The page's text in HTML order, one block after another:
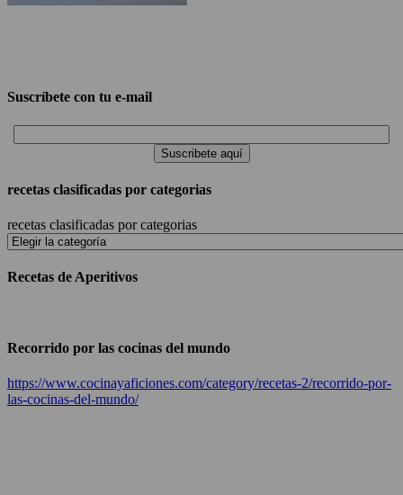
Suscríbete con tu e-mail
recetas clasificadas por categorias
recetas clasificadas por categorias
Recetas de Aperitivos
Recorrido por las cocinas del mundo
https://www.cocinayaficiones.com/category/recetas-2/recorrido-por-
las-cocinas-del-mundo/